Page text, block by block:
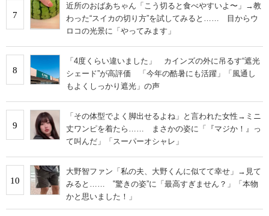
7
近所のおばあちゃん「こう切ると食べやすいよ〜」→教
わった“スイカの切り方”を試してみると…… 目からウ
ロコの光景に「やってみます」
8
「4度くらい違いました」 カインズの外に吊るす“遮光
シェード”が高評価 「今年の酷暑にも活躍」「風通し
もよくしっかり遮光」の声
9
「その体型でよく脚出せるよね」と言われた女性→ミニ
丈ワンピを着たら…… まさかの姿に「『マジか！』っ
て叫んだ」「スーパーオシャレ」
10
大野智ファン「私の夫、大野くんに似てて幸せ」→見て
みると…… ‟驚きの姿”に「最高すぎません？」「本物
かと思いました！」